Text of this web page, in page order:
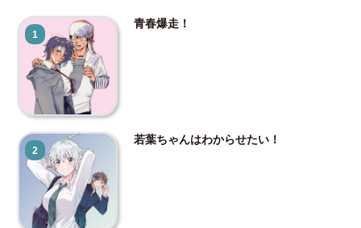
1
青春爆走！
2
若葉ちゃんはわからせたい！